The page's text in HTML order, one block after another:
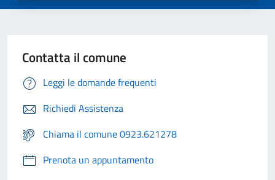
Contatta il comune
Leggi le domande frequenti
Richiedi Assistenza
Chiama il comune 0923.621278
Prenota un appuntamento